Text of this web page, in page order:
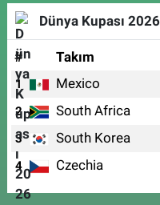
Dünya Kupası 2026
# Takım
1 Mexico
2 South Africa
3 South Korea
4 Czechia